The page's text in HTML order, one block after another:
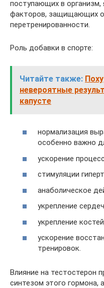
поступающих в
факторов, защищающих
перетренированности.
Роль добавки в спорте:
Читайте также:
невероятные
капусте
нормализация
особенно важно
ускорение
стимуляции
анаболическое
укрепление
укрепление
ускорение
тренировок.
Влияние на тестостерон
синтезом этого гормона,